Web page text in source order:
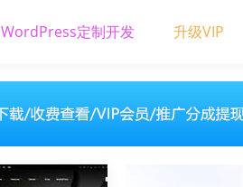
WordPress定制开发 升级VIP